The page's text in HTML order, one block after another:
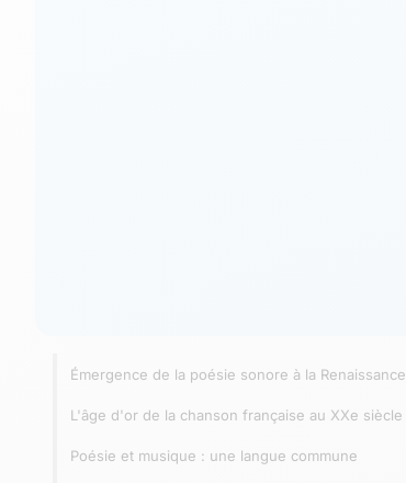
Émergence de la poésie sonore à la Renaissance
L'âge d'or de la chanson française au XXe siècle
Poésie et musique : une langue commune